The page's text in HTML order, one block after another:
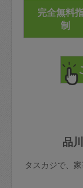
完全無料
制
品
タスカジで、